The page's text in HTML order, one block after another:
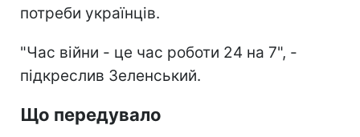
потреби українців.
"Час війни - це час роботи 24 на 7", -
підкреслив Зеленський.
Що передувало